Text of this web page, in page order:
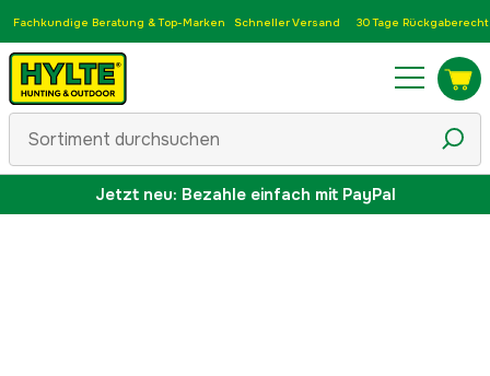
Fachkundige Beratung & Top-Marken Schneller Versand 30 Tage Rückgaberecht
Jetzt neu: Bezahle einfach mit PayPal